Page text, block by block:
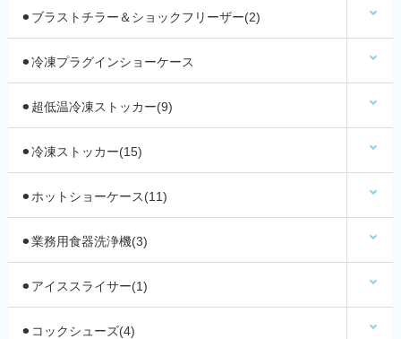
⚫︎ブラストチラー＆ショックフリーザー(2)
⚫︎冷凍プラグインショーケース
⚫︎超低温冷凍ストッカー(9)
⚫︎冷凍ストッカー(15)
⚫︎ホットショーケース(11)
⚫︎業務用食器洗浄機(3)
⚫︎アイススライサー(1)
⚫︎コックシューズ(4)